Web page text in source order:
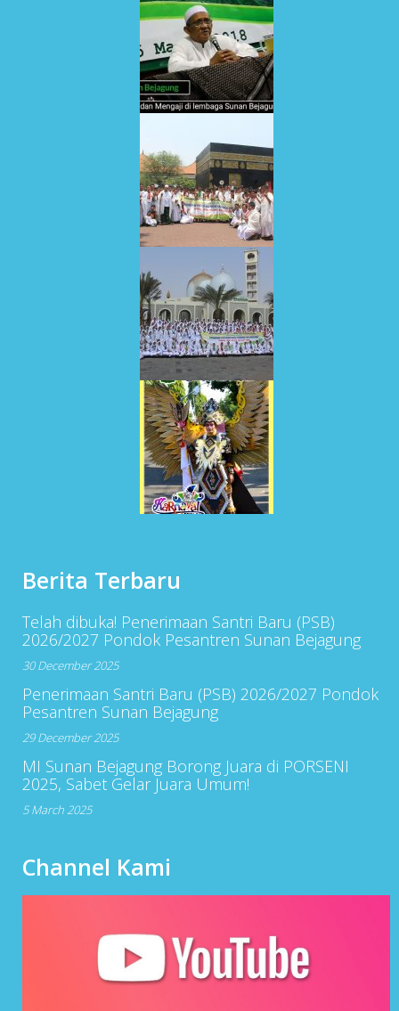
Berita Terbaru
Telah dibuka! Penerimaan Santri Baru (PSB)
2026/2027 Pondok Pesantren Sunan Bejagung
30 December 2025
Penerimaan Santri Baru (PSB) 2026/2027 Pondok
Pesantren Sunan Bejagung
29 December 2025
MI Sunan Bejagung Borong Juara di PORSENI
2025, Sabet Gelar Juara Umum!
5 March 2025
Channel Kami